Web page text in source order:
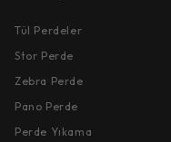
Tül Perdeler
Stor Perde
Zebra Perde
Pano Perde
Perde Yıkama